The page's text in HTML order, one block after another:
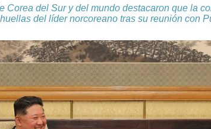
Corea del Sur y del mundo destacaron que la
del líder norcoreano tras su reunión con